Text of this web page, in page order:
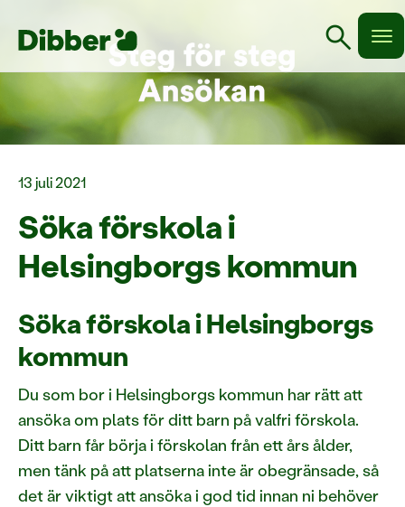
search
13 juli 2021
Söka förskola i
Helsingborgs kommun
Söka förskola i Helsingborgs
kommun
Du som bor i Helsingborgs kommun har rätt att
ansöka om plats för ditt barn på valfri förskola.
Ditt barn får börja i förskolan från ett års ålder,
men tänk på att platserna inte är obegränsade, så
det är viktigt att ansöka i god tid innan ni behöver